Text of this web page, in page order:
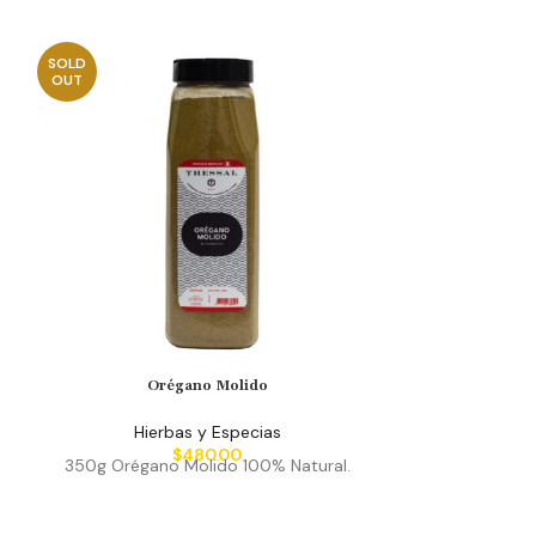
SOLD
OUT
Orégano Molido
Hierbas y Especias
$480.00
350g Orégano Molido 100% Natural.